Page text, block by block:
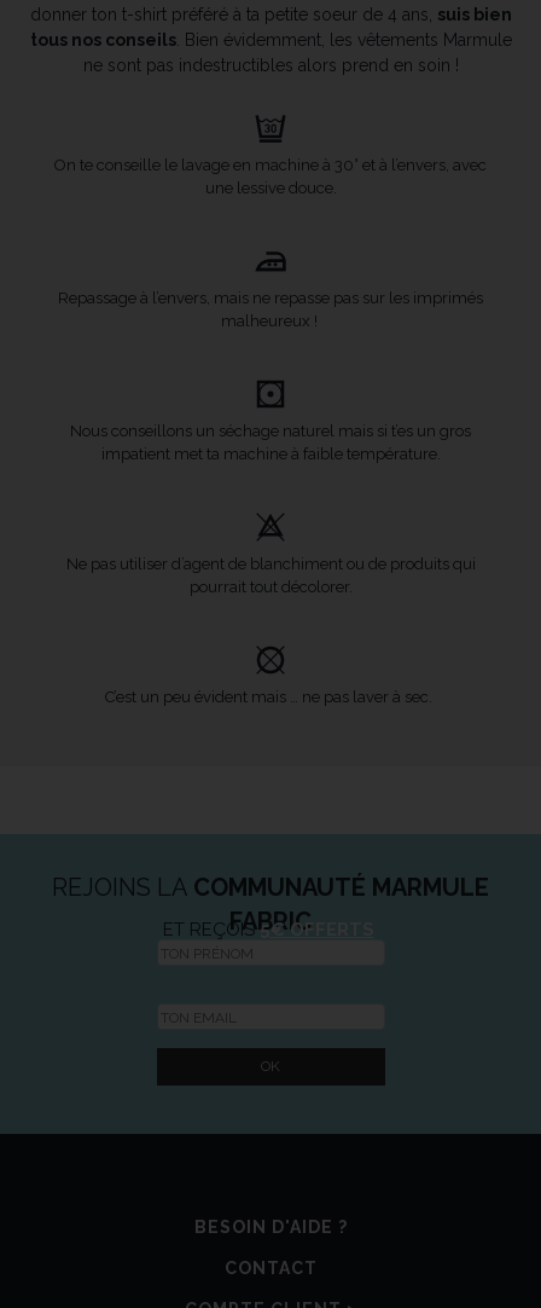
donner ton t-shirt préféré à ta petite soeur de 4 ans, suis bien
tous nos conseils. Bien évidemment, les vêtements Marmule
ne sont pas indestructibles alors prend en soin !
On te conseille le lavage en machine à 30° et à l’envers, avec
une lessive douce.
Repassage à l’envers, mais ne repasse pas sur les imprimés
malheureux !
Nous conseillons un séchage naturel mais si t’es un gros
impatient met ta machine à faible température.
Ne pas utiliser d’agent de blanchiment ou de produits qui
pourrait tout décolorer.
C’est un peu évident mais … ne pas laver à sec.
REJOINS LA COMMUNAUTÉ MARMULE
FABRIC
ET REÇOIS5€ OFFERTS
BESOIN D'AIDE ?
CONTACT